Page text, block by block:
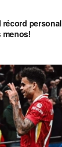
récord personal
menos!